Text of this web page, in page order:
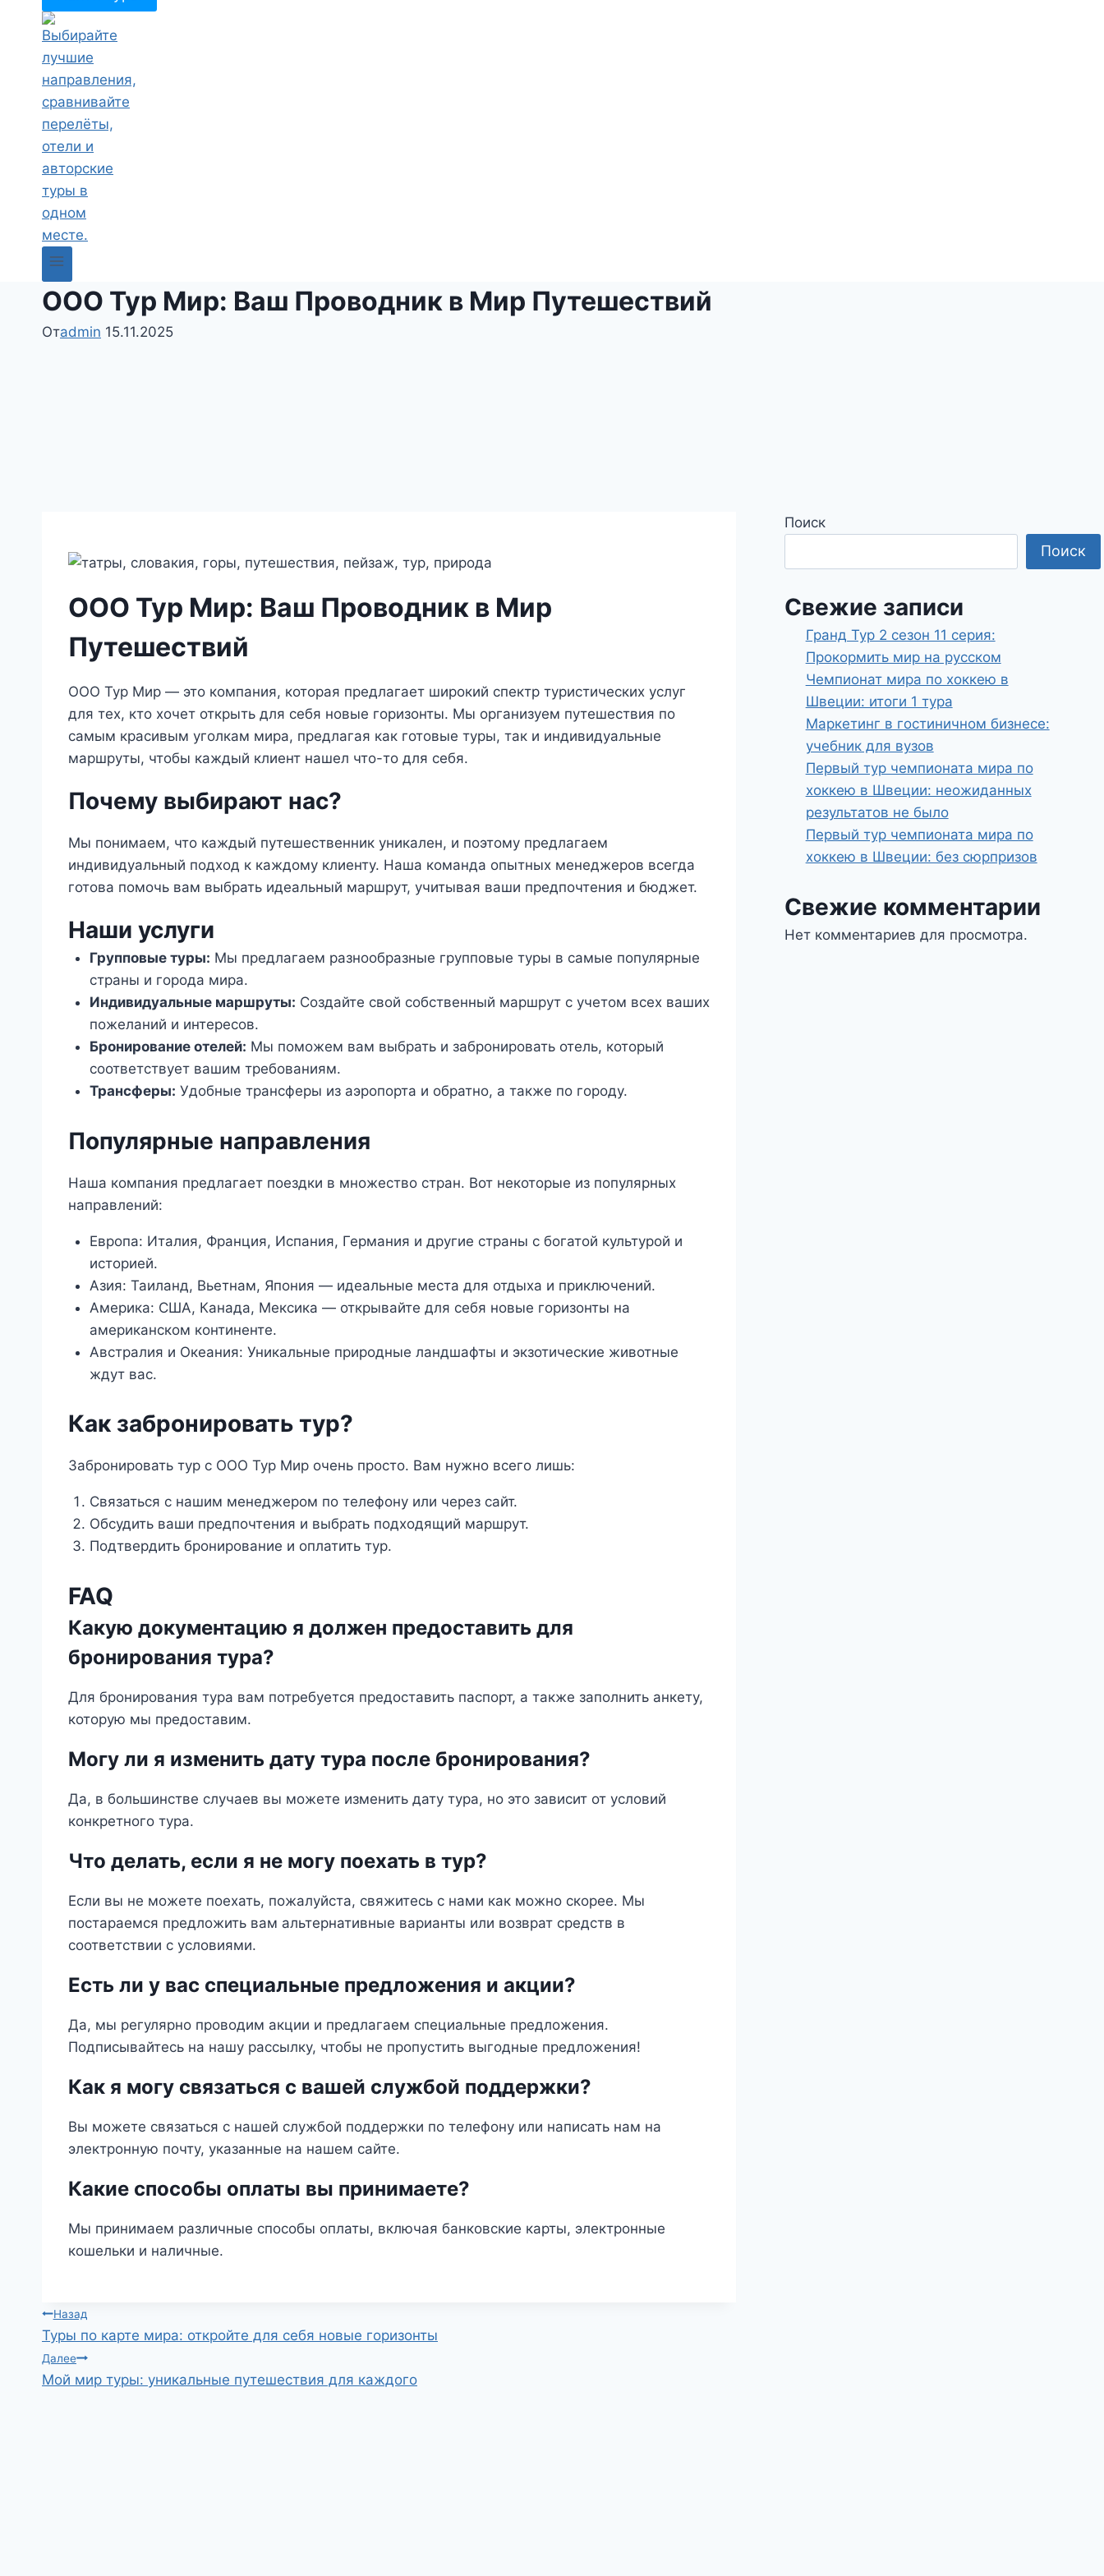
ООО Тур Мир: Ваш Проводник в Мир Путешествий
Отadmin 15.11.2025
ООО Тур Мир: Ваш Проводник в Мир
Путешествий
ООО Тур Мир — это компания, которая предлагает широкий спектр туристических услуг
для тех, кто хочет открыть для себя новые горизонты. Мы организуем путешествия по
самым красивым уголкам мира, предлагая как готовые туры, так и индивидуальные
маршруты, чтобы каждый клиент нашел что-то для себя.
Почему выбирают нас?
Мы понимаем, что каждый путешественник уникален, и поэтому предлагаем
индивидуальный подход к каждому клиенту. Наша команда опытных менеджеров всегда
готова помочь вам выбрать идеальный маршрут, учитывая ваши предпочтения и бюджет.
Наши услуги
Групповые туры: Мы предлагаем разнообразные групповые туры в самые популярные
страны и города мира.
Индивидуальные маршруты: Создайте свой собственный маршрут с учетом всех ваших
пожеланий и интересов.
Бронирование отелей: Мы поможем вам выбрать и забронировать отель, который
соответствует вашим требованиям.
Трансферы: Удобные трансферы из аэропорта и обратно, а также по городу.
Популярные направления
Наша компания предлагает поездки в множество стран. Вот некоторые из популярных
направлений:
Европа: Италия, Франция, Испания, Германия и другие страны с богатой культурой и
историей.
Азия: Таиланд, Вьетнам, Япония — идеальные места для отдыха и приключений.
Америка: США, Канада, Мексика — открывайте для себя новые горизонты на
американском континенте.
Австралия и Океания: Уникальные природные ландшафты и экзотические животные
ждут вас.
Как забронировать тур?
Забронировать тур с ООО Тур Мир очень просто. Вам нужно всего лишь:
Связаться с нашим менеджером по телефону или через сайт.
Обсудить ваши предпочтения и выбрать подходящий маршрут.
Подтвердить бронирование и оплатить тур.
FAQ
Какую документацию я должен предоставить для
бронирования тура?
Для бронирования тура вам потребуется предоставить паспорт, а также заполнить анкету,
которую мы предоставим.
Могу ли я изменить дату тура после бронирования?
Да, в большинстве случаев вы можете изменить дату тура, но это зависит от условий
конкретного тура.
Что делать, если я не могу поехать в тур?
Если вы не можете поехать, пожалуйста, свяжитесь с нами как можно скорее. Мы
постараемся предложить вам альтернативные варианты или возврат средств в
соответствии с условиями.
Есть ли у вас специальные предложения и акции?
Да, мы регулярно проводим акции и предлагаем специальные предложения.
Подписывайтесь на нашу рассылку, чтобы не пропустить выгодные предложения!
Как я могу связаться с вашей службой поддержки?
Вы можете связаться с нашей службой поддержки по телефону или написать нам на
электронную почту, указанные на нашем сайте.
Какие способы оплаты вы принимаете?
Мы принимаем различные способы оплаты, включая банковские карты, электронные
кошельки и наличные.
Навигация
по
записям
Назад
Туры по карте мира: откройте для себя новые горизонты
Далее
Мой мир туры: уникальные путешествия для каждого
Поиск
Поиск
Свежие записи
Гранд Тур 2 сезон 11 серия:
Прокормить мир на русском
Чемпионат мира по хоккею в
Швеции: итоги 1 тура
Маркетинг в гостиничном бизнесе:
учебник для вузов
Первый тур чемпионата мира по
хоккею в Швеции: неожиданных
результатов не было
Первый тур чемпионата мира по
хоккею в Швеции: без сюрпризов
Свежие комментарии
Нет комментариев для просмотра.